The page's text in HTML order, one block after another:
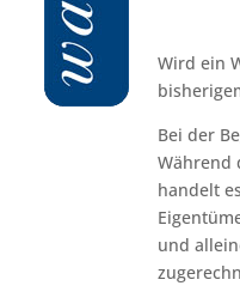
Wird ein
Bei der
Während
handelt
und